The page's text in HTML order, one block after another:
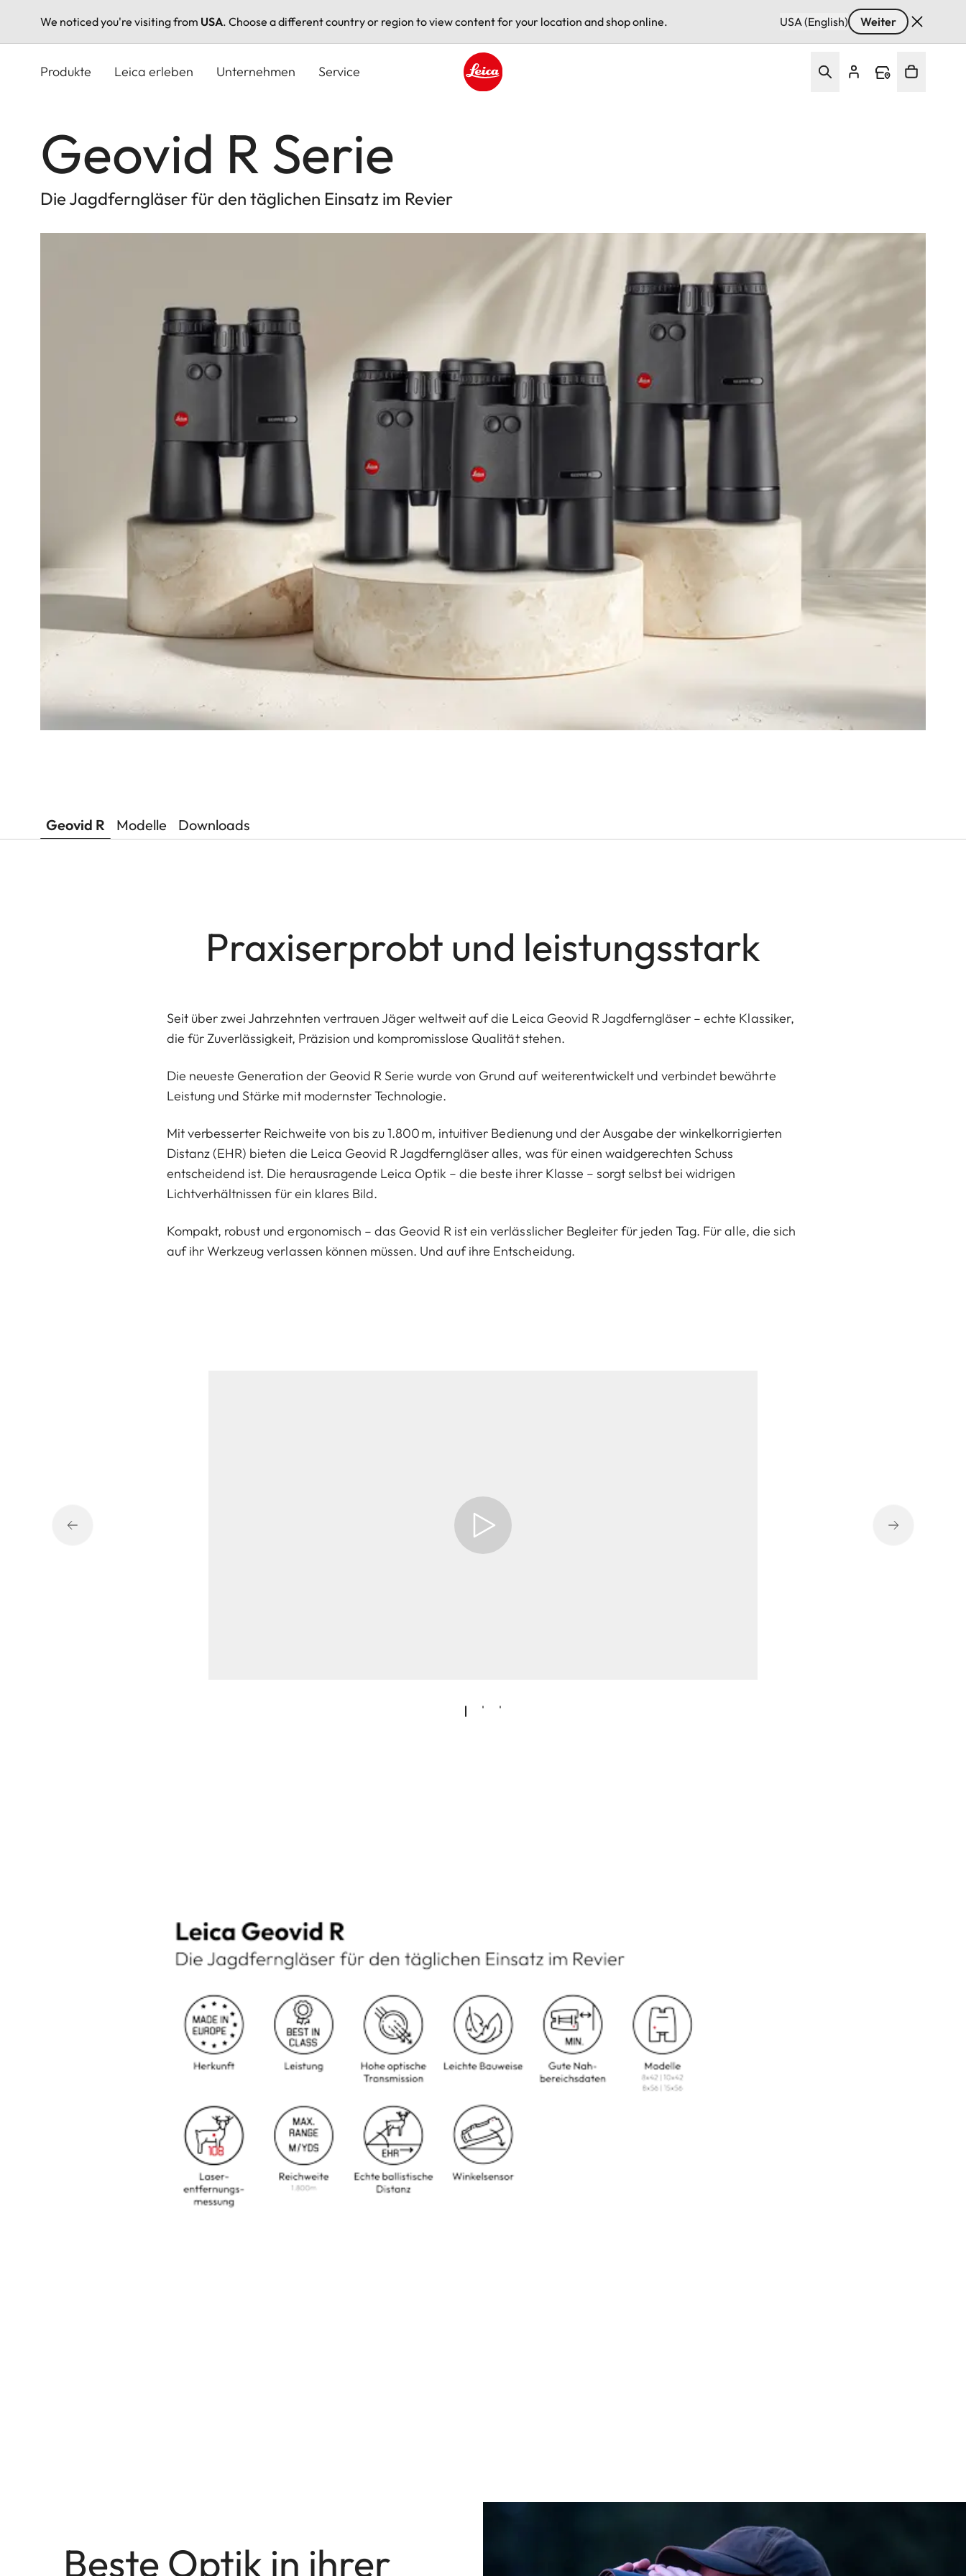
We noticed you're visiting from USA. Choose a different country or region to view content for your location and shop online. USA (English) Weiter
Produkte Leica erleben Unternehmen Service
Geovid R Serie
Die Jagdferngläser für den täglichen Einsatz im Revier
Geovid R Modelle Downloads
Praxiserprobt und leistungsstark
Seit über zwei Jahrzehnten vertrauen Jäger weltweit auf die Leica Geovid R Jagdferngläser – echte Klassiker,
die für Zuverlässigkeit, Präzision und kompromisslose Qualität stehen.
Die neueste Generation der Geovid R Serie wurde von Grund auf weiterentwickelt und verbindet bewährte
Leistung und Stärke mit modernster Technologie.
Mit verbesserter Reichweite von bis zu 1.800 m, intuitiver Bedienung und der Ausgabe der winkelkorrigierten
Distanz (EHR) bieten die Leica Geovid R Jagdferngläser alles, was für einen waidgerechten Schuss
entscheidend ist. Die herausragende Leica Optik – die beste ihrer Klasse – sorgt selbst bei widrigen
Lichtverhältnissen für ein klares Bild.
Kompakt, robust und ergonomisch – das Geovid R ist ein verlässlicher Begleiter für jeden Tag. Für alle, die sich
auf ihr Werkzeug verlassen können müssen. Und auf ihre Entscheidung.
Beste Optik in ihrer